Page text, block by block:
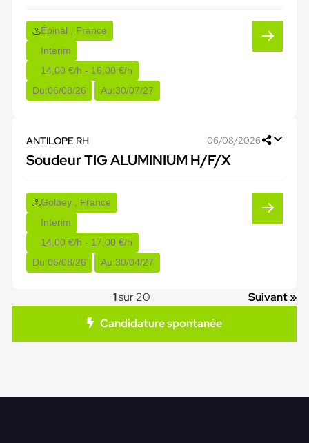
Épinal , France
Interim
14,00 €/h - 16,00 €/h
Du:06/08/26 Au:30/07/27
ANTILOPE RH 06/08/2026
Soudeur TIG ALUMINIUM H/F/X
Golbey , France
Interim
14,00 €/h - 17,00 €/h
Du:06/08/26 Au:30/04/27
1sur 20
Suivant »
Candidature spontanée